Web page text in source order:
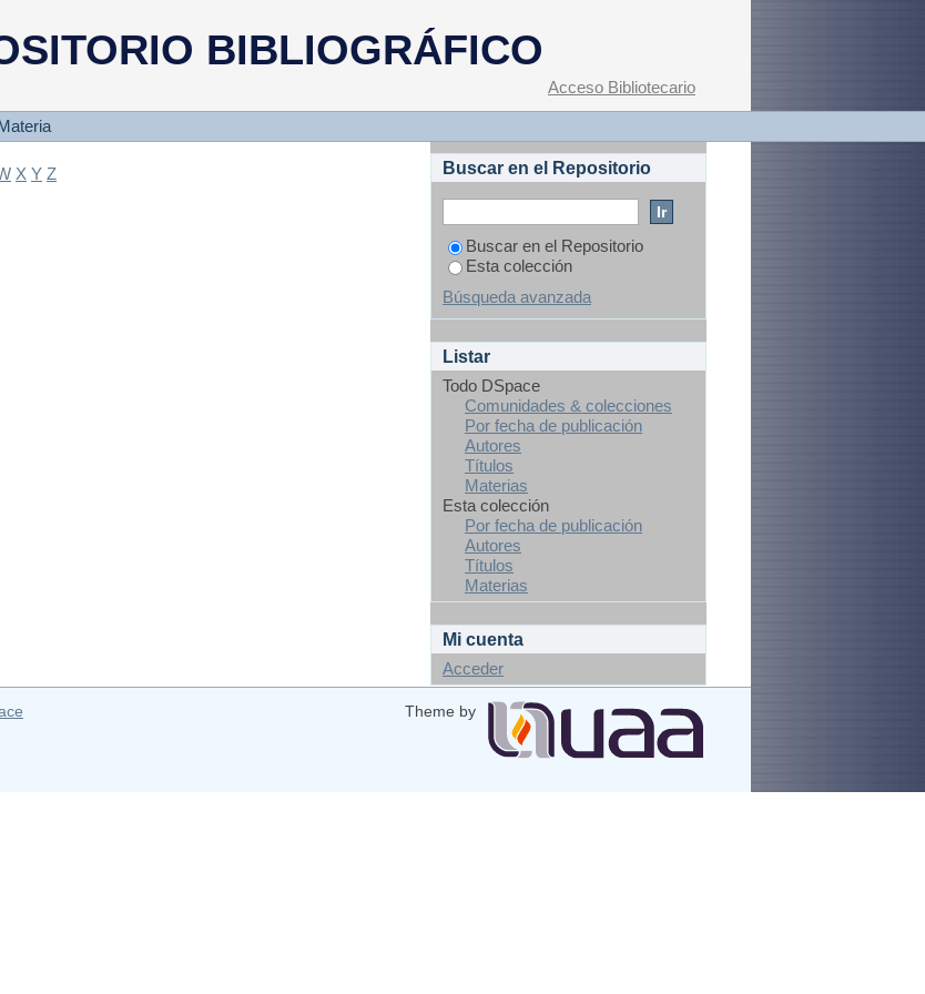
BIBLIOGRÁFICO
Acceso Bibliotecario
X Y Z
Buscar en el Repositorio
Buscar en el Repositorio
Esta colección
Búsqueda avanzada
Listar
Todo DSpace
Comunidades & colecciones
Por fecha de publicación
Autores
Títulos
Materias
Esta colección
Por fecha de publicación
Autores
Títulos
Materias
Mi cuenta
Acceder
Theme by